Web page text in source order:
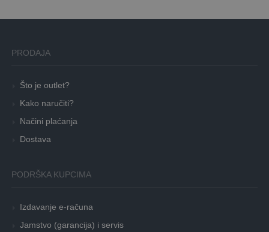
PRODAJA
Što je outlet?
Kako naručiti?
Načini plaćanja
Dostava
PODRŠKA KUPCIMA
Izdavanje e-računa
Jamstvo (garancija) i servis